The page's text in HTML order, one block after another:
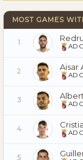
MOST GAMES
1 Redru
AD
2 Aisar
AD
3 AD
4 AD
5